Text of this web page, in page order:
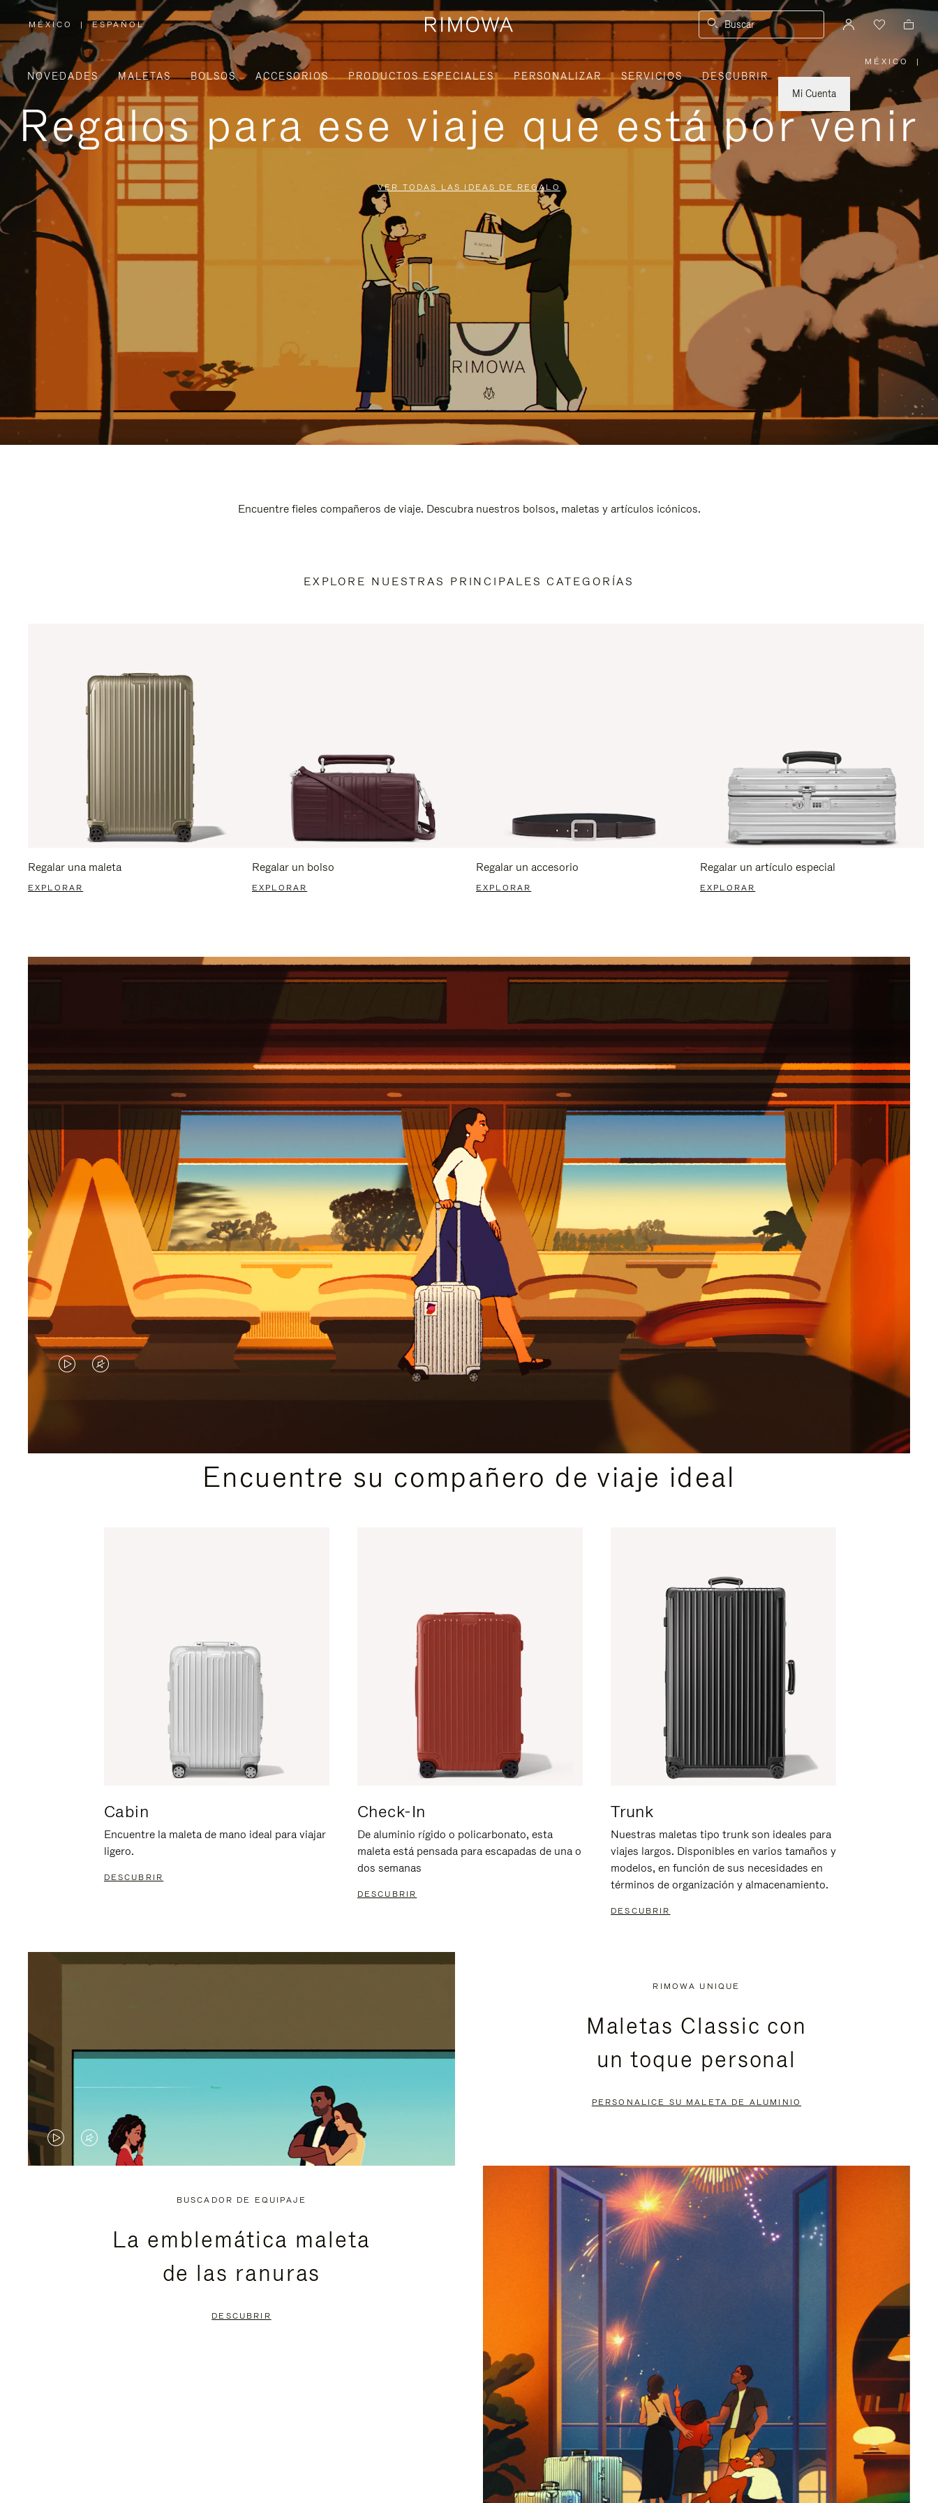
MÉXICO
,
ELIGE
LA
UBICACIÓN
| ESPAÑOL Buscar
NOVEDADES MALETAS BOLSOS ACCESORIOS PRODUCTOS ESPECIALES PERSONALIZAR SERVICIOS
DESCUBRIR
Mi Cuenta
MÉXICO
,
ELIGE
|
Regalos para ese viaje que está por venir
VER TODAS LAS IDEAS DE REGALO
Encuentre fieles compañeros de viaje. Descubra nuestros bolsos, maletas y artículos icónicos.
EXPLORE NUESTRAS PRINCIPALES CATEGORÍAS
Regalar una maleta
EXPLORAR
Regalar un bolso
EXPLORAR
Regalar un accesorio
EXPLORAR
Regalar un artículo especial
EXPLORAR
EL
ESTÁ
EL
VÍDEO
Encuentre su compañero de viaje ideal
Cabin
Encuentre la maleta de mano ideal para viajar
ligero.
DESCUBRIR
Check-In
De aluminio rígido o policarbonato, esta
maleta está pensada para escapadas de una o
dos semanas
DESCUBRIR
Trunk
Nuestras maletas tipo trunk son ideales para
viajes largos. Disponibles en varios tamaños y
modelos, en función de sus necesidades en
términos de organización y almacenamiento.
DESCUBRIR
EL
PAUSADO,
EL
ESTÁ
DESACTIVADO:
RIMOWA UNIQUE
Maletas Classic con
un toque personal
PERSONALICE SU MALETA DE ALUMINIO
BUSCADOR DE EQUIPAJE
La emblemática maleta
de las ranuras
DESCUBRIR